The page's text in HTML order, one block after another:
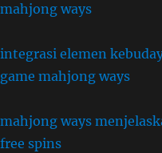
mahjong ways
integrasi elemen
game mahjong ways
mahjong ways
free spins